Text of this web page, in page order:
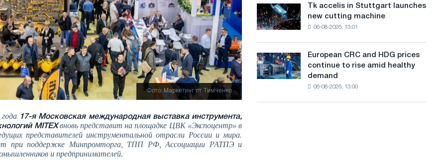
a
g
e
Фото: Маркетинг от Тимченко
17-я Московская международная выставка инструмента,
MITEX вновь представит на площадке ЦВК «Экспоцентр» в
представителей инструментальной отрасли России и мира.
при поддержке Минпромторга, ТПП РФ, Ассоциации РАТПЭ и
и предпринимателей.
high
in
2026
despite
a
slowdown
in
price
growth
Tk
accelis
in
new
cutting
Tk accelis in Stuttgart launches
new cutting machine
06-08-2026, 13:01
European
CRC
and
European CRC and HDG prices
continue to rise amid healthy
demand
06-08-2026, 13:00